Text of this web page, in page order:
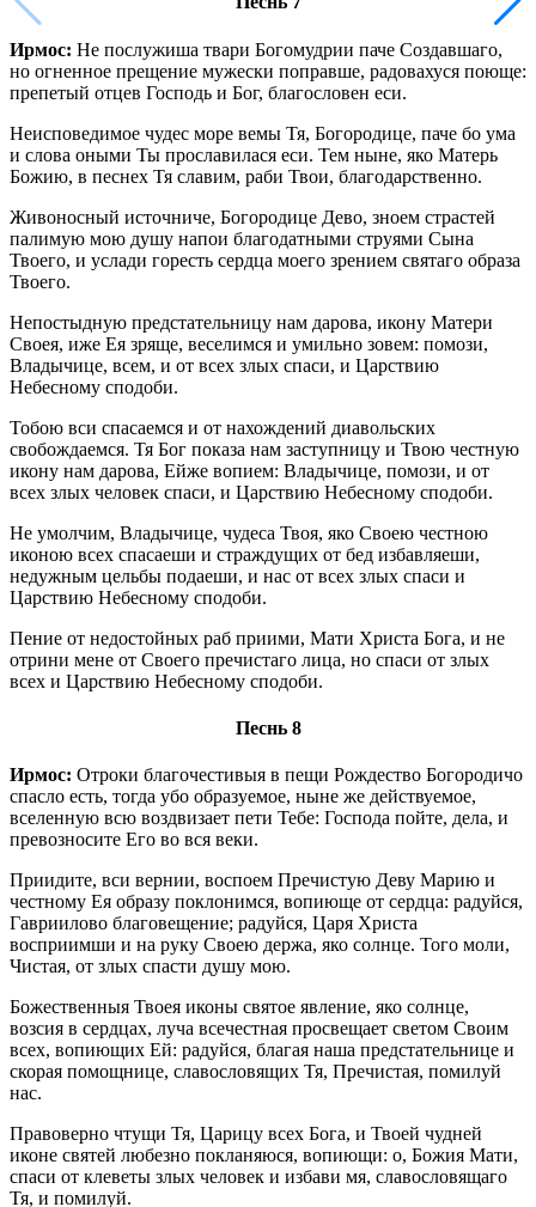
Ирмос: Не послужиша твари Богомудрии паче Создавшаго,
но огненное прещение мужески поправше, радовахуся поюще:
препетый отцев Господь и Бог, благословен еси.
Неисповедимое чудес море вемы Тя, Богородице, паче бо ума
и слова оными Ты прославилася еси. Тем ныне, яко Матерь
Божию, в песнех Тя славим, раби Твои, благодарственно.
Живоносный источниче, Богородице Дево, зноем страстей
палимую мою душу напои благодатными струями Сына
Твоего, и услади горесть сердца моего зрением святаго образа
Твоего.
Непостыдную предстательницу нам дарова, икону Матери
Своея, иже Ея зряще, веселимся и умильно зовем: помози,
Владычице, всем, и от всех злых спаси, и Царствию
Небесному сподоби.
Тобою вси спасаемся и от нахождений диавольских
свобождаемся. Тя Бог показа нам заступницу и Твою честную
икону нам дарова, Ейже вопием: Владычице, помози, и от
всех злых человек спаси, и Царствию Небесному сподоби.
Не умолчим, Владычице, чудеса Твоя, яко Своею честною
иконою всех спасаеши и страждущих от бед избавляеши,
недужным цельбы подаеши, и нас от всех злых спаси и
Царствию Небесному сподоби.
Пение от недостойных раб приими, Мати Христа Бога, и не
отрини мене от Своего пречистаго лица, но спаси от злых
всех и Царствию Небесному сподоби.
Песнь 8
Ирмос: Отроки благочестивыя в пещи Рождество Богородичо
спасло есть, тогда убо образуемое, ныне же действуемое,
вселенную всю воздвизает пети Тебе: Господа пойте, дела, и
превозносите Его во вся веки.
Приидите, вси вернии, воспоем Пречистую Деву Марию и
честному Ея образу поклонимся, вопиюще от сердца: радуйся,
Гавриилово благовещение; радуйся, Царя Христа
восприимши и на руку Своею держа, яко солнце. Того моли,
Чистая, от злых спасти душу мою.
Божественныя Твоея иконы святое явление, яко солнце,
возсия в сердцах, луча всечестная просвещает светом Своим
всех, вопиющих Ей: радуйся, благая наша предстательнице и
скорая помощнице, славословящих Тя, Пречистая, помилуй
нас.
Правоверно чтущи Тя, Царицу всех Бога, и Твоей чудней
иконе святей любезно покланяюся, вопиющи: о, Божия Мати,
спаси от клеветы злых человек и избави мя, славословящаго
Тя, и помилуй.